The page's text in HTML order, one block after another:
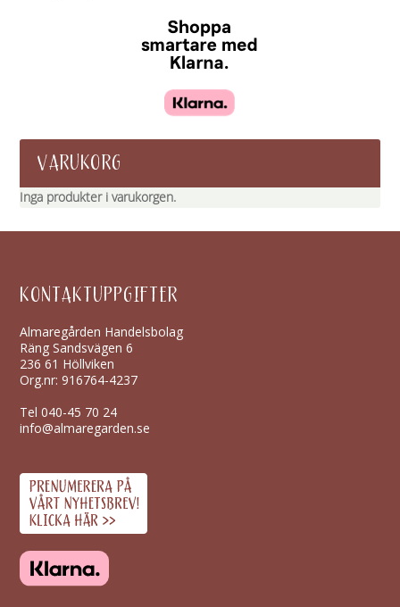
VARUKORG
Inga produkter i varukorgen.
KONTAKTUPPGIFTER
Almaregården Handelsbolag
Räng Sandsvägen 6
236 61 Höllviken
Org.nr: 916764-4237
Tel040-45 70 24
info@almaregarden.se